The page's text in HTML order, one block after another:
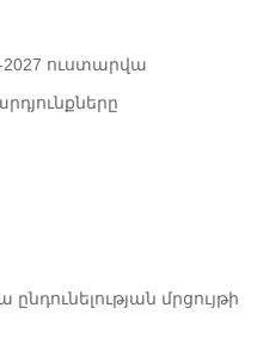
ուստարվա
մրցույթի